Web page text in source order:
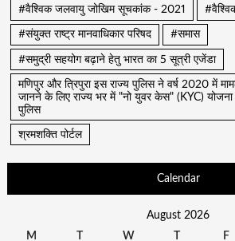
#वैश्विक जलवायु जोखिम सूचकांक - 2021
#संयुक्त राष्ट्र मानवाधिकार परिषद #समास
#समुद्री सहयोग बढ़ाने हेतु भारत का 5 सूत्री एजेंडा
मणिपुर और त्रिपुरा इस राज्य पुलिस ने वर्ष 2020 में
जानने के लिए राज्य भर में "नो युवर केस" (KYC) योजना
पुलिस
श्रमशक्ति पोर्टल
Calendar
August 2026
M
T W T F